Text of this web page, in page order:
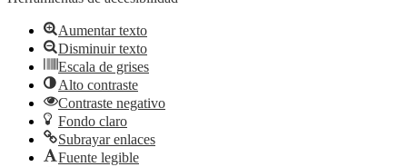
Aumentar texto
Disminuir texto
Escala de grises
Alto contraste
Contraste negativo
Fondo claro
Subrayar enlaces
Fuente legible